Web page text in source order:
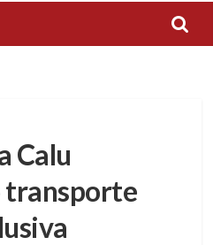
Calu
transporte